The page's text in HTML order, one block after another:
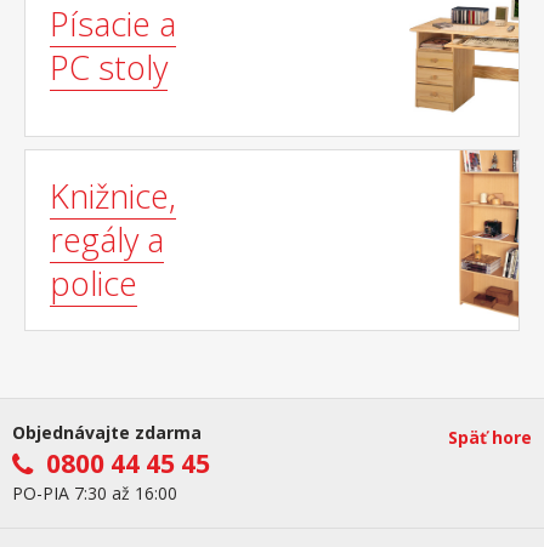
Písacie a
PC stoly
Knižnice,
regály a
police
Objednávajte zdarma
0800 44 45 45
PO-PIA 7:30 až 16:00
Späť hore